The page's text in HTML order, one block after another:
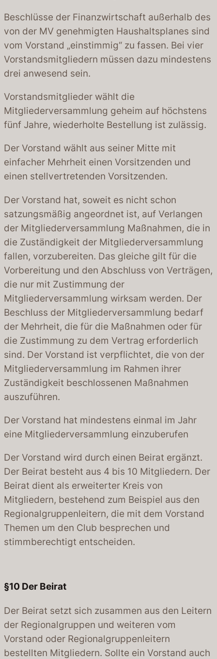
Beschlüsse der Finanzwirtschaft außerhalb des
von der MV genehmigten Haushaltsplanes sind
vom Vorstand „einstimmig“ zu fassen. Bei vier
Vorstandsmitgliedern müssen dazu mindestens
drei anwesend sein.
Vorstandsmitglieder wählt die
Mitgliederversammlung geheim auf höchstens
fünf Jahre, wiederholte Bestellung ist zulässig.
Der Vorstand wählt aus seiner Mitte mit
einfacher Mehrheit einen Vorsitzenden und
einen stellvertretenden Vorsitzenden.
Der Vorstand hat, soweit es nicht schon
satzungsmäßig angeordnet ist, auf Verlangen
der Mitgliederversammlung Maßnahmen, die in
die Zuständigkeit der Mitgliederversammlung
fallen, vorzubereiten. Das gleiche gilt für die
Vorbereitung und den Abschluss von Verträgen,
die nur mit Zustimmung der
Mitgliederversammlung wirksam werden. Der
Beschluss der Mitgliederversammlung bedarf
der Mehrheit, die für die Maßnahmen oder für
die Zustimmung zu dem Vertrag erforderlich
sind. Der Vorstand ist verpflichtet, die von der
Mitgliederversammlung im Rahmen ihrer
Zuständigkeit beschlossenen Maßnahmen
auszuführen.
Der Vorstand hat mindestens einmal im Jahr
eine Mitgliederversammlung einzuberufen
Der Vorstand wird durch einen Beirat ergänzt.
Der Beirat besteht aus 4 bis 10 Mitgliedern. Der
Beirat dient als erweiterter Kreis von
Mitgliedern, bestehend zum Beispiel aus den
Regionalgruppenleitern, die mit dem Vorstand
Themen um den Club besprechen und
stimmberechtigt entscheiden.
§10 Der Beirat
Der Beirat setzt sich zusammen aus den Leitern
der Regionalgruppen und weiteren vom
Vorstand oder Regionalgruppenleitern
bestellten Mitgliedern. Sollte ein Vorstand auch